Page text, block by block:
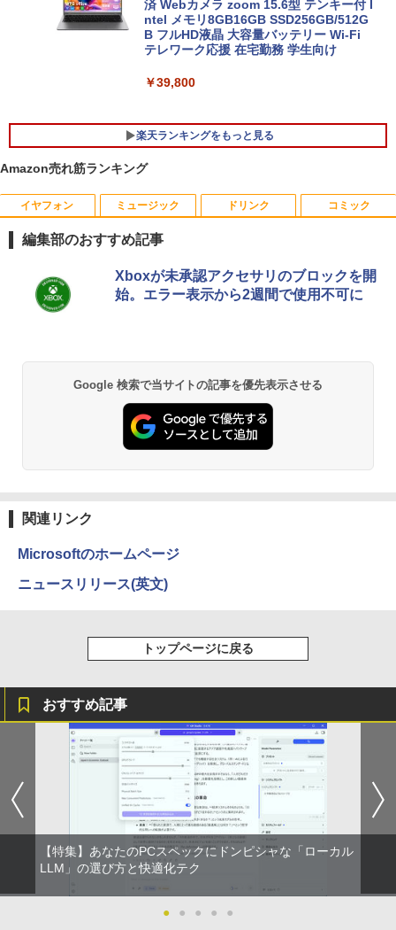
済 Webカメラ zoom 15.6型 テンキー付 I
ntel メモリ8GB16GB SSD256GB/512G
B フルHD液晶 大容量バッテリー Wi-Fi
テレワーク応援 在宅勤務 学生向け
￥39,800
楽天ランキングをもっと見る
1
WACOM 液晶ペンタブレット DTK-2451/
G0 wacom ワコム 液晶 液タブ タブ タブ
レット フルhd
￥6,500
ッカーレス 24.5型 FullHD ブルーライト
カット ノングレア HDMI Adaptive-Sync
ブラック MAXZEN MGM25IC03 マクス
ゼン
D 240Hz 1ms Fast IPSパネル HDMI2.0×
ーフリー ブルーライトカット モニター
￥13,980
4
e Care [ 27型 / フルHD(1920×1080) / ワ
イド ] VA279HG
￥15,800
IODATA アイ・オー・データ LCD-AH19
1EDB ブラック 18.5型ワイド液晶ディス
プレイ LCDAH191EDB
1
【中古】 祇園祭千百五十年記念 中近世祇
園社の研究 / 下坂 守 / 法蔵館 [単行本]
【宅配便出荷】
￥14,794
籍】[ 白石識 ]
￥792
￥3,960
ちいかわ なんか小さくてかわいいやつ
（1） （ワイドKC） [ ナガノ ]
￥1,100
Amazon売れ筋ランキング
イヤフォン
Anker Soundcore P42i (Bluetooth 6.1)【完
全ワイヤレスイヤホン/ウルトラノイズキャン
セリング 3.5 / マルチポイント接続 / 最大40時
￥9,990
Anker Soundcore P31i ピンク
【2026年アップグレード版】AOKIMI ワイヤ
レスイヤホン bluetooth イヤホン V12 小型
付き 防水 タッチ式音量調整 スポーツ/通勤/通
学/WEB会議(ホワイト)
￥1,964
Xiaomi シャオミ REDMI Buds 8 Lite ワイヤ
レスイヤホン Bluetooth 5.4 ノイズキャンセ
リング ANC 36時間再生
￥3,480
ミュージック
BRUCE WAYNE feat. Flo Milli, ATL Jacob
[Explicit]
BRUCE WAYNE feat. Flo Milli, ATL Jacob
[Explicit]
￥250
￥250
￥250
ドリンク
by Amazon 天然水 ラベルレス 500ml ×24本
富士山の天然水 バナジウム含有 水 ミネラル
ウォーター ペットボトル 静岡県産 500ミリリ
ET ラベルレス ×8本
強炭酸水 ペットボトル 500ミリリットル (Sm
art Basic)
【Amazon.co.jp限定】 伊藤園 磨かれて、澄
みきった日本の水 2L 8本 ラベルレス [ ケース
] [ 水 ] [ ペットボトル ] [ 箱買い ] [ ストック
] [ 水分補給 ]
￥998
コミック
薬屋のひとりごと 17巻 (デジタル版ビッグガ
ンガンコミックス)
異世界居酒屋「のぶ」(22) (角川コミックス・
エース)
￥832
￥572
版ビッグガンガンコミックス)
￥810
編集部のおすすめ記事
Xboxが未承認アクセサリのブロックを開
始。エラー表示から2週間で使用不可に
Google 検索で当サイトの記事を優先表示させる
関連リンク
Microsoftのホームページ
ニュースリリース(英文)
トップページに戻る
おすすめ記事
【特集】あなたのPCスペックにドンピシャな「ローカル
LLM」の選び方と快適化テク
● ● ● ● ●